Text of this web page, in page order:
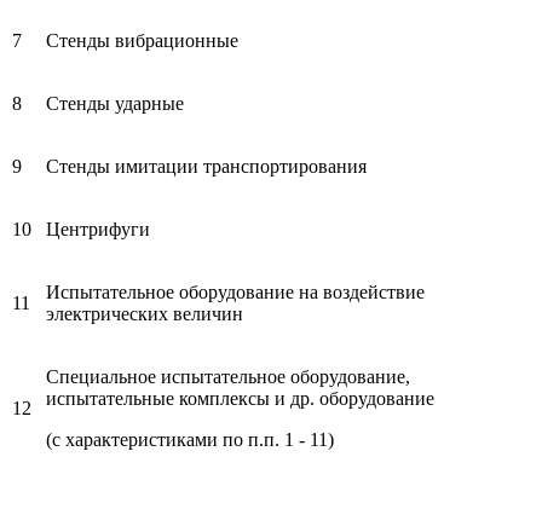
7 Стенды вибрационные
8 Стенды ударные
9 Стенды имитации транспортирования
10 Центрифуги
11
Испытательное оборудование на воздействие
электрических величин
12
Специальное испытательное оборудование,
испытательные комплексы и др. оборудование
(с характеристиками по п.п. 1 - 11)